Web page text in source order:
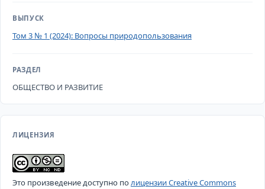
ВЫПУСК
Том 3 № 1 (2024): Вопросы природопользования
РАЗДЕЛ
ОБЩЕСТВО И РАЗВИТИЕ
ЛИЦЕНЗИЯ
Это произведение доступно полицензии Creative Commons